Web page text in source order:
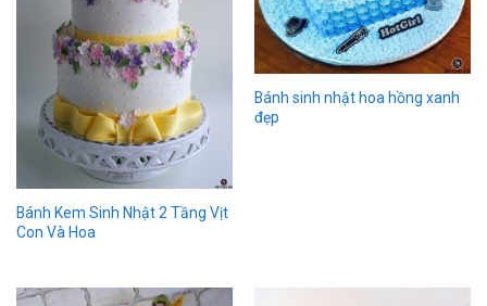
Bánh Kem Sinh Nhật 2 Tầng Vịt
Con Và Hoa
Bánh sinh nhật hoa hồng xanh
đẹp